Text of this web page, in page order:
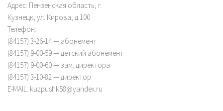
Адрес: Пензенская область, г.
Кузнецк, ул. Кирова, д.100
Телефон:
(84157) 3-26-14 — абонемент
(84157) 9-00-59 — детский абонемент
(84157) 9-00-60 — зам. директора
(84157) 3-10-82 — директор
E-MAIL: kuzpushk58@yandex.ru